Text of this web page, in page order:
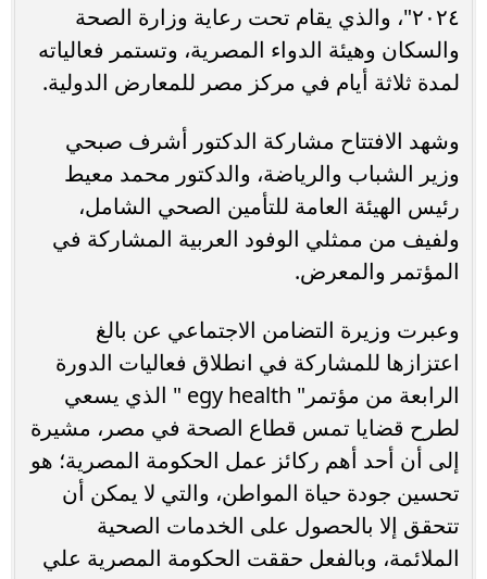
٢٠٢٤"، والذي يقام تحت رعاية وزارة الصحة
والسكان وهيئة الدواء المصرية، وتستمر فعالياته
لمدة ثلاثة أيام في مركز مصر للمعارض الدولية.
وشهد الافتتاح مشاركة الدكتور أشرف صبحي
وزير الشباب والرياضة، والدكتور محمد معيط
رئيس الهيئة العامة للتأمين الصحي الشامل،
ولفيف من ممثلي الوفود العربية المشاركة في
المؤتمر والمعرض.
وعبرت وزيرة التضامن الاجتماعي عن بالغ
اعتزازها للمشاركة في انطلاق فعاليات الدورة
الرابعة من مؤتمر" egy health " الذي یسعي
لطرح قضایا تمس قطاع الصحة في مصر، مشيرة
إلى أن أحد أھم ركائز عمل الحكومة المصریة؛ ھو
تحسین جودة حیاة المواطن، والتي لا یمكن أن
تتحقق إلا بالحصول على الخدمات الصحیة
الملائمة، وبالفعل حققت الحكومة المصریة علي